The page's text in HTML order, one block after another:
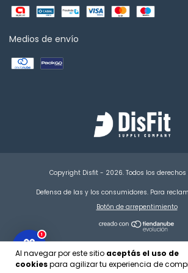
Al navegar por este sitio aceptás el uso de
cookiespara agilizar tu experiencia de
Medios de envío
Copyright Disfit - 2026. Todos los derechos
Defensa de las y los consumidores. Para
Botón de arrepentimiento
1